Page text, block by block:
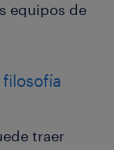
equipos de
traer